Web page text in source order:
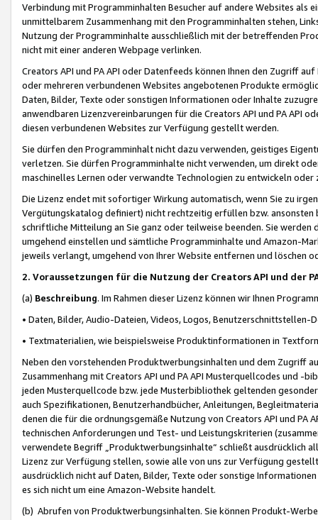
Verbindung mit Programminhalten Besucher auf andere Websites als
unmittelbarem Zusammenhang mit den Programminhalten stehen,
Nutzung der Programminhalte ausschließlich mit der betreffenden
nicht mit einer anderen Webpage verlinken.
Creators API und PA API oder Datenfeeds können Ihnen den Zugriff
oder mehreren verbundenen Websites angebotenen Produkte
Daten, Bilder, Texte oder sonstigen Informationen oder Inhalte
anwendbaren Lizenzvereinbarungen für die Creators API und PA API
diesen verbundenen Websites zur Verfügung gestellt werden.
Sie dürfen den Programminhalt nicht dazu verwenden, geistiges
verletzen. Sie dürfen Programminhalte nicht verwenden, um direkt
maschinelles Lernen oder verwandte Technologien zu entwickeln
Die Lizenz endet mit sofortiger Wirkung automatisch, wenn Sie zu
Vergütungskatalog definiert) nicht rechtzeitig erfüllen bzw. ansonsten
schriftliche Mitteilung an Sie ganz oder teilweise beenden. Sie werden
umgehend einstellen und sämtliche Programminhalte und Amazon-
jeweils verlangt, umgehend von Ihrer Website entfernen und löschen
2. Voraussetzungen für die Nutzung der Creators API und der
(a) Beschreibung. Im Rahmen dieser Lizenz können wir Ihnen
• Daten, Bilder, Audio-Dateien, Videos, Logos, Benutzerschnittstellen-
• Textmaterialien, wie beispielsweise Produktinformationen in
Neben den vorstehenden Produktwerbungsinhalten und dem Zugriff
Zusammenhang mit Creators API und PA API Musterquellcodes und
jeden Musterquellcode bzw. jede Musterbibliothek geltenden
auch Spezifikationen, Benutzerhandbücher, Anleitungen,
denen die für die ordnungsgemäße Nutzung von Creators API und PA
technischen Anforderungen und Test- und Leistungskriterien
verwendete Begriff „Produktwerbungsinhalte“ schließt ausdrücklich
Lizenz zur Verfügung stellen, sowie alle von uns zur Verfügung
ausdrücklich nicht auf Daten, Bilder, Texte oder sonstige
es sich nicht um eine Amazon-Website handelt.
(b) Abrufen von Produktwerbungsinhalten. Sie können Produkt-